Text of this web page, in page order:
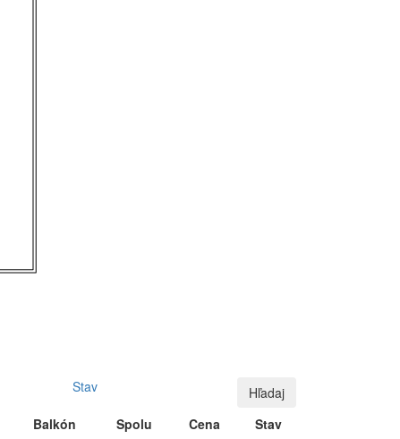
Stav
Hľadaj
Balkón Spolu Cena Stav